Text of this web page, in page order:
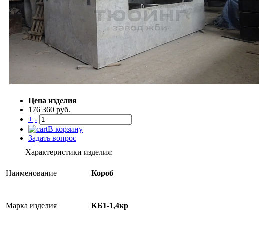
Цена изделия
176 360 руб.
+ -
В корзину
Задать вопрос
Характеристики изделия:
Наименование Короб
Марка изделия КБ1-1,4кр